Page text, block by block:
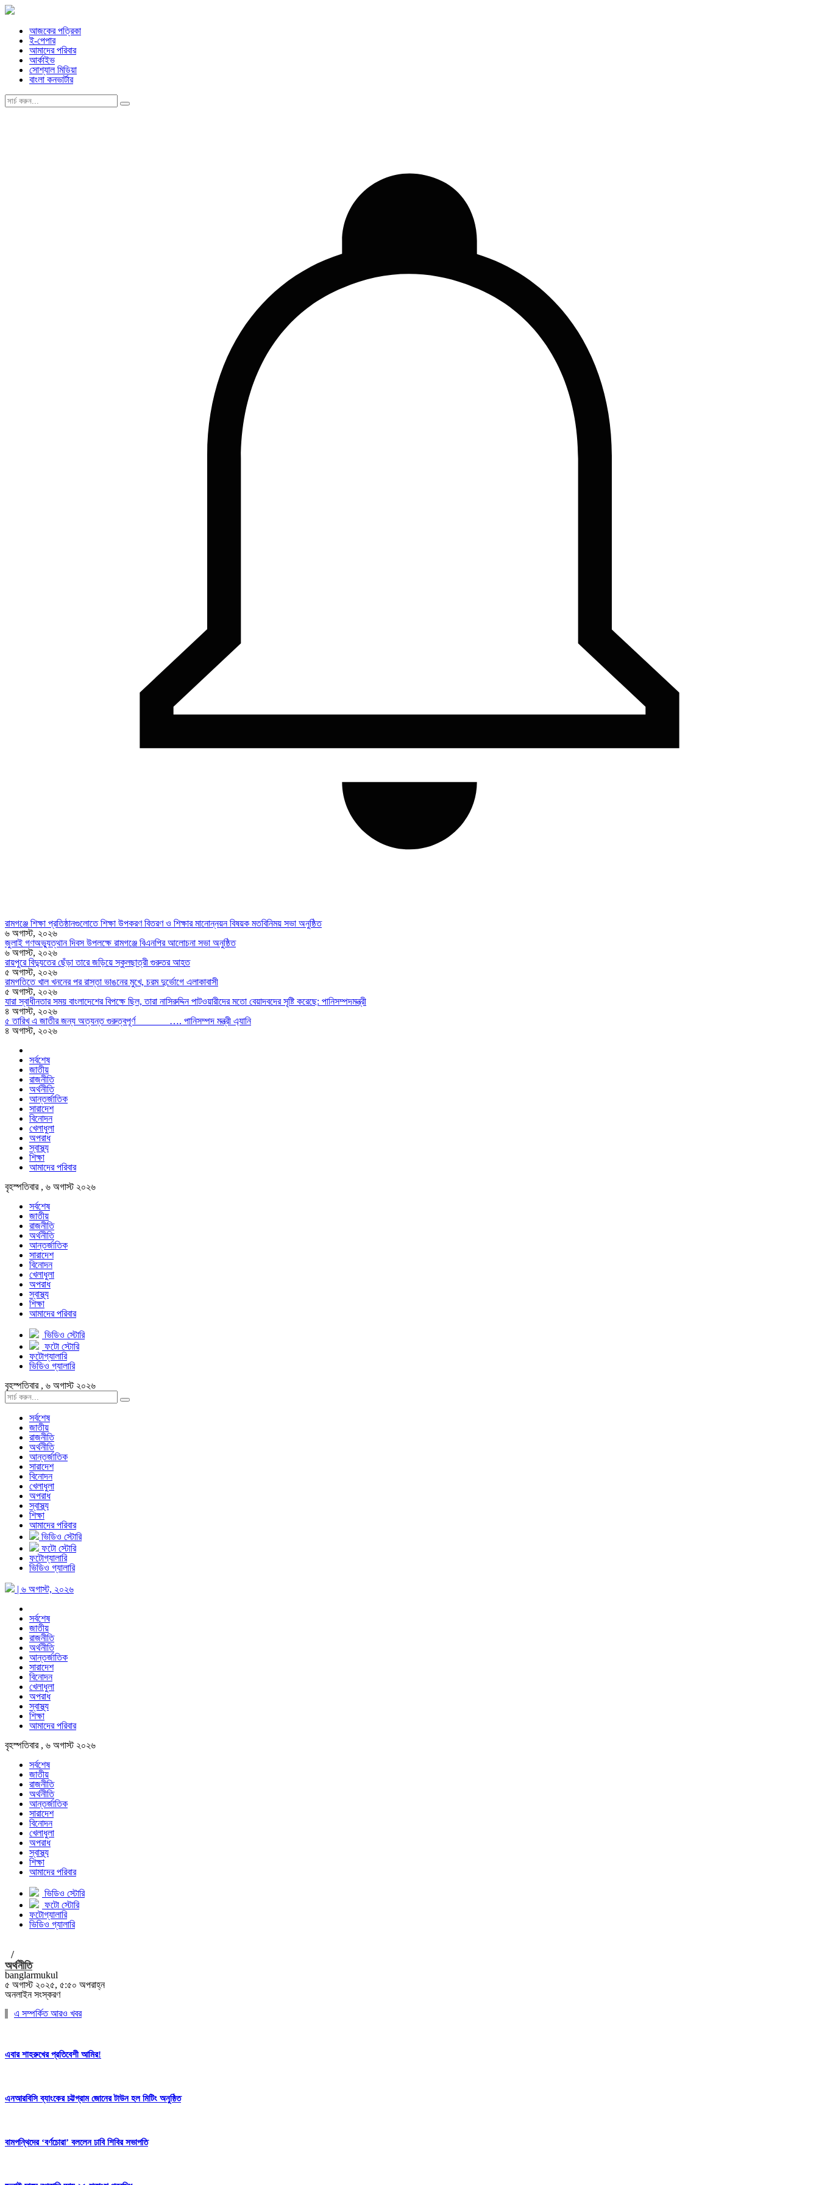
আজকের পত্রিকা
ই-পেপার
আমাদের পরিবার
আর্কাইভ
সোশ্যাল মিডিয়া
বাংলা কনভার্টার
রামগঞ্জে শিক্ষা প্রতিষ্ঠানগুলোতে শিক্ষা উপকরণ বিতরণ ও শিক্ষার মানোন্নয়ন বিষয়ক মতবিনিময় সভা অনুষ্ঠিত
৬ অগাস্ট, ২০২৬
জুলাই গণঅভ্যুত্থান দিবস উপলক্ষে রামগঞ্জে বিএনপির আলোচনা সভা অনুষ্ঠিত
৬ অগাস্ট, ২০২৬
রায়পুরে বিদ্যুতের ছেঁড়া তারে জড়িয়ে স্কুলছাত্রী গুরুতর আহত
৫ অগাস্ট, ২০২৬
রামগতিতে খাল খননের পর রাস্তা ভাঙনের মুখে, চরম দুর্ভোগে এলাকাবাসী
৫ অগাস্ট, ২০২৬
যারা স্বাধীনতার সময় বাংলাদেশের বিপক্ষে ছিল, তারা নাসিরুদ্দিন পাটওয়ারীদের মতো বেয়াদবদের সৃষ্টি করেছে: পানিসম্পদমন্ত্রী
৪ অগাস্ট, ২০২৬
৫ তারিখ এ জাতীর জন্য অত্যন্ত গুরুত্বপূর্ণ …. পানিসম্পদ মন্ত্রী এ্যানি
৪ অগাস্ট, ২০২৬
সর্বশেষ
জাতীয়
রাজনীতি
অর্থনীতি
আন্তর্জাতিক
সারাদেশ
বিনোদন
খেলাধুলা
অপরাধ
স্বাস্থ্য
শিক্ষা
আমাদের পরিবার
বৃহস্পতিবার , ৬ অগাস্ট ২০২৬
সর্বশেষ
জাতীয়
রাজনীতি
অর্থনীতি
আন্তর্জাতিক
সারাদেশ
বিনোদন
খেলাধুলা
অপরাধ
স্বাস্থ্য
শিক্ষা
আমাদের পরিবার
ভিডিও স্টোরি
ফটো স্টোরি
ফটোগ্যালারি
ভিডিও গ্যালারি
বৃহস্পতিবার , ৬ অগাস্ট ২০২৬
সর্বশেষ
জাতীয়
রাজনীতি
অর্থনীতি
আন্তর্জাতিক
সারাদেশ
বিনোদন
খেলাধুলা
অপরাধ
স্বাস্থ্য
শিক্ষা
আমাদের পরিবার
ভিডিও স্টোরি
ফটো স্টোরি
ফটোগ্যালারি
ভিডিও গ্যালারি
| ৬ অগাস্ট, ২০২৬
সর্বশেষ
জাতীয়
রাজনীতি
অর্থনীতি
আন্তর্জাতিক
সারাদেশ
বিনোদন
খেলাধুলা
অপরাধ
স্বাস্থ্য
শিক্ষা
আমাদের পরিবার
বৃহস্পতিবার , ৬ অগাস্ট ২০২৬
সর্বশেষ
জাতীয়
রাজনীতি
অর্থনীতি
আন্তর্জাতিক
সারাদেশ
বিনোদন
খেলাধুলা
অপরাধ
স্বাস্থ্য
শিক্ষা
আমাদের পরিবার
ভিডিও স্টোরি
ফটো স্টোরি
ফটোগ্যালারি
ভিডিও গ্যালারি
/
অর্থনীতি
banglarmukul
৫ অগাস্ট ২০২৫, ৫:৫০ অপরাহ্ন
অনলাইন সংস্করণ
এ সম্পর্কিত আরও খবর
এবার শাহরুখের প্রতিবেশী আমির!
এনআরবিসি ব্যাংকের চট্টগ্রাম জোনের টাউন হল মিটিং অনুষ্ঠিত
বামপন্থিদের ‘বর্ণচোরা’ বললেন ঢাবি শিবির সভাপতি